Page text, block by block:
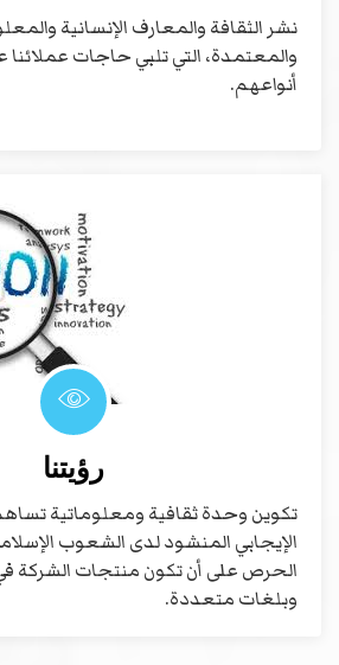
نشر الثقافة والمعارف الإنسانية
والمعتمدة، التي تلبي حاجات عملائنا
أنواعهم.
رؤيتنا
تكوين وحدة ثقافية ومعلوماتية
الإيجابي المنشود لدى الشعوب
الحرص على أن تكون منتجات الشركة في
وبلغات متعددة.